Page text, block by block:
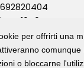
n. 10404
per offrirti una
comunque
o bloccarne